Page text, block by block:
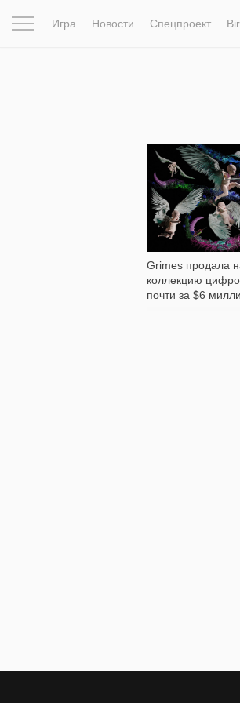
Игра Новости Спецпроект
Grimes продала
коллекцию
почти за $6
1 501